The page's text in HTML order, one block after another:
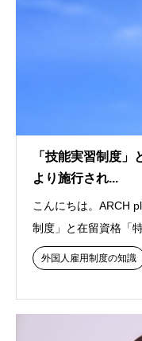
「技能実習制度
より施行され...
こんにちは。ARCH
制度」と在留資格「
外国人雇用制度の知識